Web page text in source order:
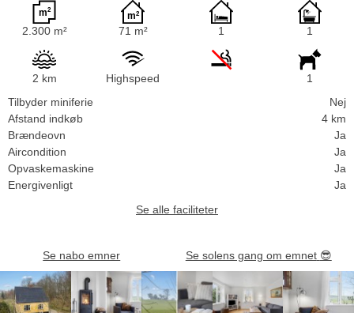
2.300 m² 71 m² 1 1
2 km Highspeed
1
Tilbyder miniferie
Nej
Afstand indkøb
4 km
Brændeovn
Ja
Aircondition
Ja
Opvaskemaskine
Ja
Energivenligt
Ja
Se alle faciliteter
Se nabo emner Se solens gang om emnet 😎